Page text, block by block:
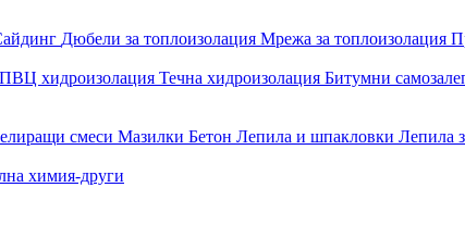
Дюбели за топлоизолация Мрежа за топлоизолация
ПВЦ хидроизолация Течна хидроизолация Битумни
смеси Мазилки Бетон Лепила и шпакловки Лепила
химия-други